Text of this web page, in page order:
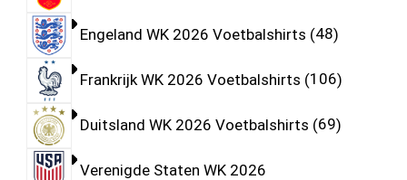
Engeland WK 2026 Voetbalshirts 48
Frankrijk WK 2026 Voetbalshirts 106
Duitsland WK 2026 Voetbalshirts 69
Verenigde Staten WK 2026